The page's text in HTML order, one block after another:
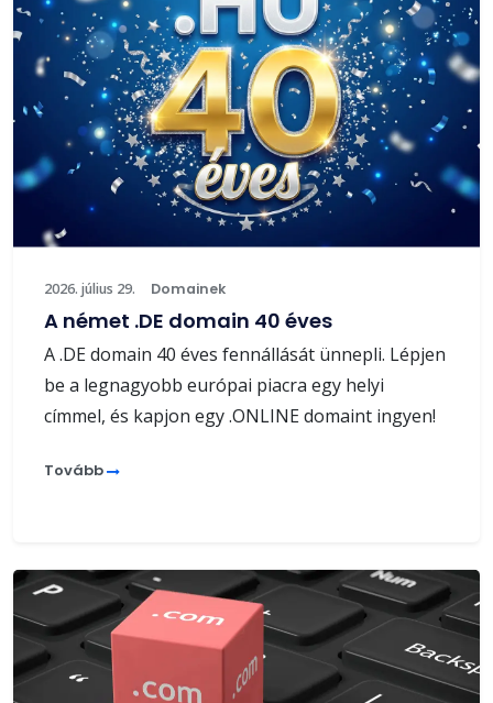
2026. július 29. Domainek
A német .DE domain 40 éves
A .DE domain 40 éves fennállását ünnepli. Lépjen
be a legnagyobb európai piacra egy helyi
címmel, és kapjon egy .ONLINE domaint ingyen!
Tovább